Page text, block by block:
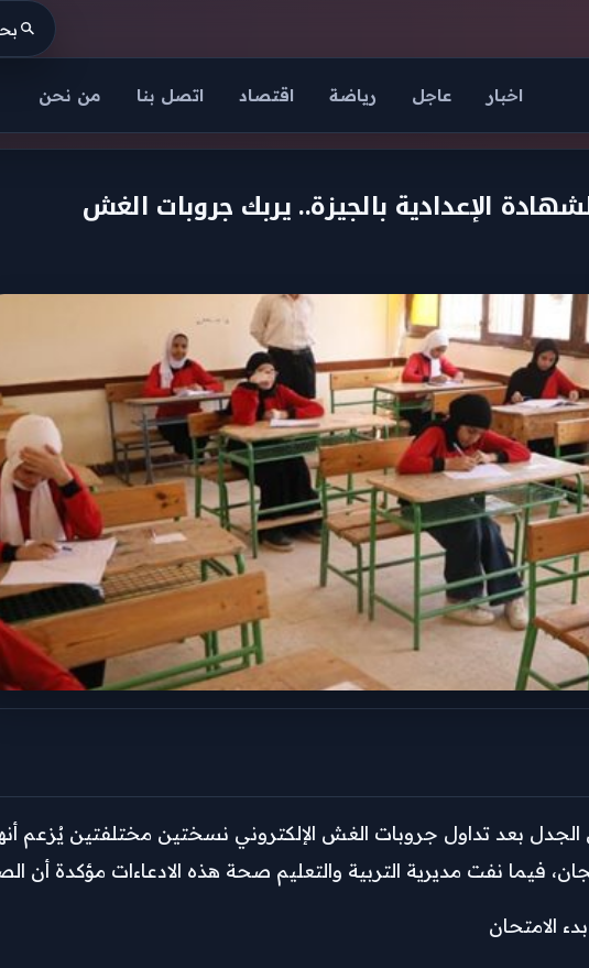
اخبار عاجل رياضة اقتصاد اتصل بنا من نحن
الإعدادية بالجيزة.. يربك جروبات الغش
المتداولة
بسبب تضارب الصور
بعد تداول جروبات الغش الإلكتروني نسختين مختلفتين يُزعم
فيما نفت مديرية التربية والتعليم صحة هذه الادعاءات مؤكدة أن